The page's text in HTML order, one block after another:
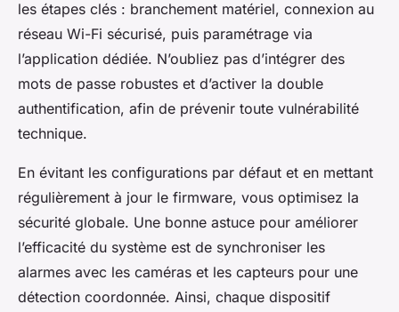
les étapes clés : branchement matériel, connexion au
réseau Wi-Fi sécurisé, puis paramétrage via
l’application dédiée. N’oubliez pas d’intégrer des
mots de passe robustes et d’activer la double
authentification, afin de prévenir toute vulnérabilité
technique.
En évitant les configurations par défaut et en mettant
régulièrement à jour le firmware, vous optimisez la
sécurité globale. Une bonne astuce pour améliorer
l’efficacité du système est de synchroniser les
alarmes avec les caméras et les capteurs pour une
détection coordonnée. Ainsi, chaque dispositif